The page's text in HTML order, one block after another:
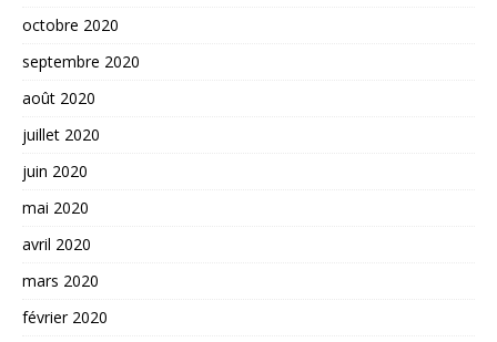
octobre 2020
septembre 2020
août 2020
juillet 2020
juin 2020
mai 2020
avril 2020
mars 2020
février 2020